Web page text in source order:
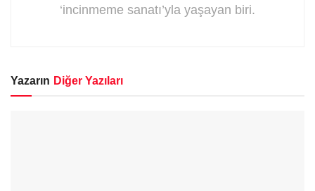
‘incinmeme sanatı’yla yaşayan biri.
Yazarın Diğer Yazıları